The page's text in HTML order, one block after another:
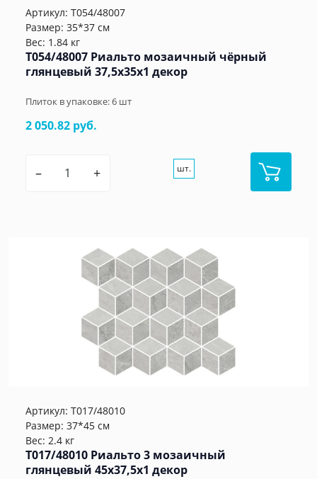
Артикул: T054/48007
Размер: 35*37 см
Вес: 1.84 кг
T054/48007 Риальто мозаичный чёрный
глянцевый 37,5x35x1 декор
Плиток в упаковке:6 шт
2 050.82 руб.
– + шт.
Артикул: T017/48010
Размер: 37*45 см
Вес: 2.4 кг
T017/48010 Риальто 3 мозаичный
глянцевый 45x37,5x1 декор